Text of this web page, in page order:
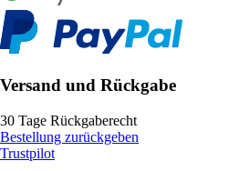
Versand und Rückgabe
30 Tage Rückgaberecht
Bestellung zurückgeben
Trustpilot